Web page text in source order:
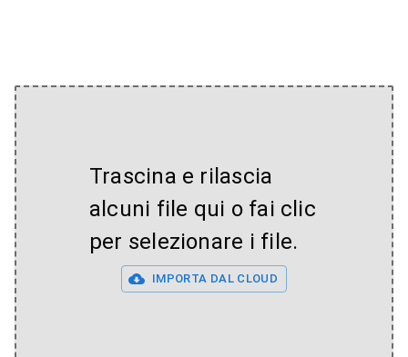
Trascina e rilascia
alcuni file qui o fai clic
per selezionare i file.
IMPORTA DAL CLOUD